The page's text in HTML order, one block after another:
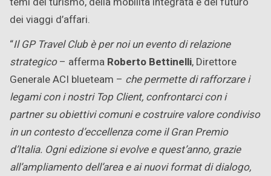
dei viaggi d’affari.
“Il GP Travel Club è per noi un evento di relazione
strategico– afferma Roberto Bettinelli, Direttore
Generale ACI blueteam – che permette di rafforzare i
legami con i nostri Top Client, confrontarci con i
partner su obiettivi comuni e costruire valore condiviso
in un contesto d’eccellenza come il Gran Premio
d’Italia. Ogni edizione si evolve e quest’anno, grazie
all’ampliamento dell’area e ai nuovi format di dialogo,